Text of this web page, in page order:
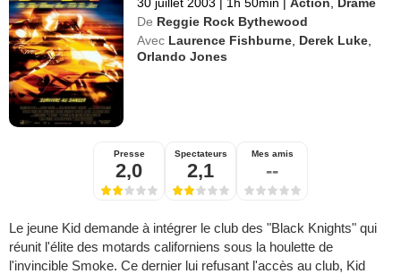
De Reggie Rock Bythewood
Avec Laurence Fishburne Derek Luke
Orlando Jones
Presse
2,0
Spectateurs
2,1
Mes amis
--
Le jeune Kid demande à intégrer le club des "Black Knights" qui
réunit l'élite des motards californiens sous la houlette de
l'invincible Smoke. Ce dernier lui refusant l'accès au club, Kid